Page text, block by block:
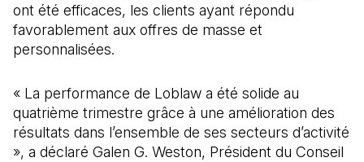
ont été efficaces, les clients ayant répondu
favorablement aux offres de masse et
personnalisées.
« La performance de Loblaw a été solide au
quatrième trimestre grâce à une amélioration des
résultats dans l’ensemble de ses secteurs d’activité
», a déclaré Galen G. Weston, Président du Conseil